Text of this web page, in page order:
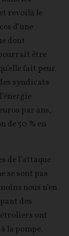
revoilà le
d’une
dont
être
fait peur.
syndicats
par ans,
de 50 % en
de l’attaque
se sont pas
nous n’en
des
ont
la pompe.